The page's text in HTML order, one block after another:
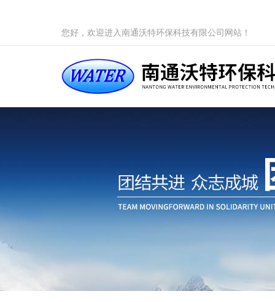
您好，欢迎进入南通沃特环保科技有限公司网站！